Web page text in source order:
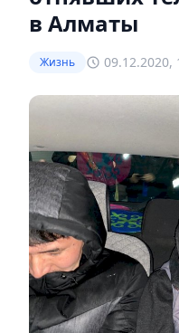
в Алматы
Жизнь 09.12.2020,